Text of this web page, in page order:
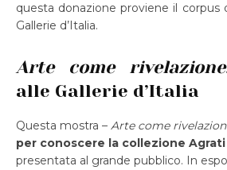
questa donazione proviene il corpus
Gallerie d’Italia.
Arte come
alle Gallerie d’Italia
Questa mostra – Arte come
per conoscere la collezione Agrati
presentata al grande pubblico. In